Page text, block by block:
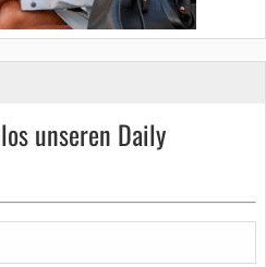
unseren Daily